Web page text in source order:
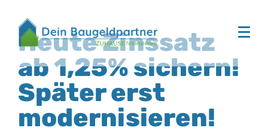
Heute Zinssatz
ab 1,25% sichern!
Später erst
modernisieren!